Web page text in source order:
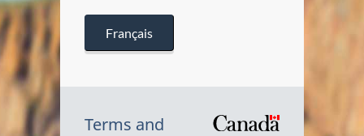
Français
Terms and